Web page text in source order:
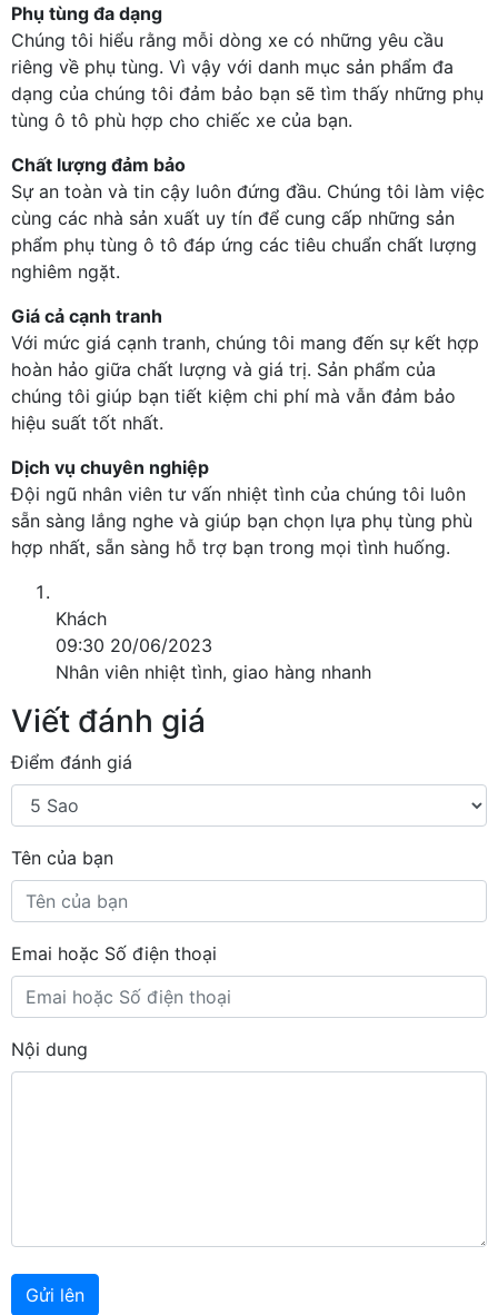
Phụ tùng đa dạng
Chúng tôi hiểu rằng mỗi dòng xe có những yêu cầu
riêng về phụ tùng. Vì vậy với danh mục sản phẩm đa
dạng của chúng tôi đảm bảo bạn sẽ tìm thấy những phụ
tùng ô tô phù hợp cho chiếc xe của bạn.
Chất lượng đảm bảo
Sự an toàn và tin cậy luôn đứng đầu. Chúng tôi làm việc
cùng các nhà sản xuất uy tín để cung cấp những sản
phẩm phụ tùng ô tô đáp ứng các tiêu chuẩn chất lượng
nghiêm ngặt.
Giá cả cạnh tranh
Với mức giá cạnh tranh, chúng tôi mang đến sự kết hợp
hoàn hảo giữa chất lượng và giá trị. Sản phẩm của
chúng tôi giúp bạn tiết kiệm chi phí mà vẫn đảm bảo
hiệu suất tốt nhất.
Dịch vụ chuyên nghiệp
Đội ngũ nhân viên tư vấn nhiệt tình của chúng tôi luôn
sẵn sàng lắng nghe và giúp bạn chọn lựa phụ tùng phù
hợp nhất, sẵn sàng hỗ trợ bạn trong mọi tình huống.
Khách
09:30 20/06/2023
Nhân viên nhiệt tình, giao hàng nhanh
Viết đánh giá
Điểm đánh giá
Tên của bạn
Emai hoặc Số điện thoại
Nội dung
Gửi lên